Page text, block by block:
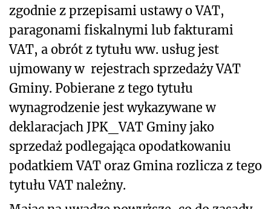
zgodnie z przepisami ustawy o VAT,
paragonami fiskalnymi lub fakturami
VAT, a obrót z tytułu ww. usług jest
ujmowany w rejestrach sprzedaży VAT
Gminy. Pobierane z tego tytułu
wynagrodzenie jest wykazywane w
deklaracjach JPK_VAT Gminy jako
sprzedaż podlegająca opodatkowaniu
podatkiem VAT oraz Gmina rozlicza z tego
tytułu VAT należny.